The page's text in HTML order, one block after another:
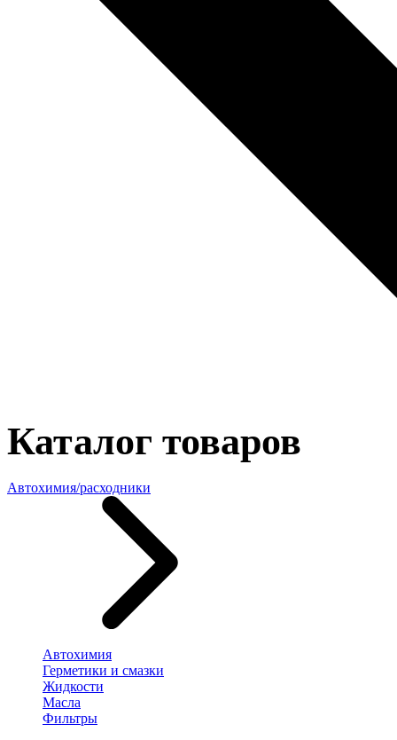
Каталог товаров
Автохимия/расходники
Автохимия
Герметики и смазки
Жидкости
Масла
Фильтры